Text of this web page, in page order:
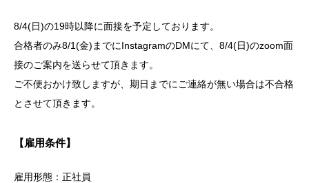
8/4(日)の19時以降に面接を予定しております。
合格者のみ8/1(金)までにInstagramのDMにて、8/4(日)のzoom面
接のご案内を送らせて頂きます。
ご不便おかけ致しますが、期日までにご連絡が無い場合は不合格
とさせて頂きます。
【雇用条件】
雇用形態：正社員